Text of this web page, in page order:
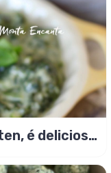
é delicioso